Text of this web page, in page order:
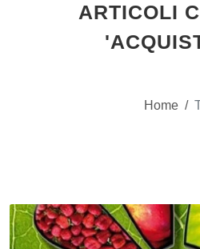
ARTICOLI
Home /